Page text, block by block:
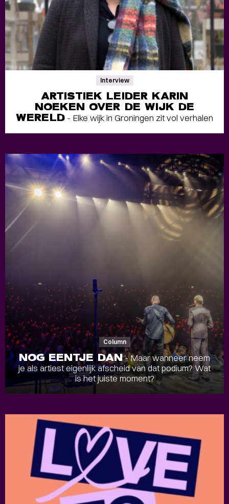
Interview
ARTISTIEK LEIDER KARIN
NOEKEN OVER DE WIJK DE
WERELD- Elke wijk in Groningen zit vol verhalen
Column
NOG EENTJE DAN- Maar wanneer neem
je als artiest eigenlijk afscheid van dat podium? Wat
is het juiste moment?